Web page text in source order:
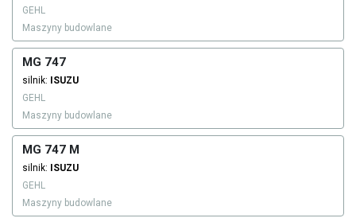
GEHL
Maszyny budowlane
MG 747
silnik:
ISUZU
GEHL
Maszyny budowlane
MG 747 M
silnik:
ISUZU
GEHL
Maszyny budowlane